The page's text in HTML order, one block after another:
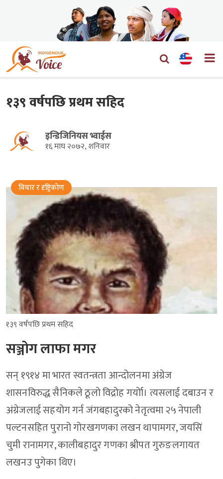
१३९ वर्षपछि प्रथम सहिद
इन्डिजिनियस भ्वाईस
१६ माघ २०७२, शनिवार
विचार र दृष्ट्रिकोण
१३९ वर्षपछि प्रथम सहिद
सञ्जोग लाफा मगर
सन् १९१४ मा भारत स्वतन्त्रता आन्दोलनमा अंग्रेज
शासनविरुद्ध सैनिकले ठूलो विद्रोह गर्योा। त्यसलाई दबाउन र
अंग्रेजलाई सहयोग गर्न जंगबहादुरको नेतृत्वमा २५ नेपाली
पल्टनसहित पुरानो गोरखगणका लखन थापामगर, जयसिं
चुमी रानामगर, कालीबहादुर गणका श्रीपत गुरुङलगायत
लखनउ पुगेका थिए।